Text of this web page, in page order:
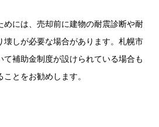
めには、売却前に建物の耐震診断や耐
壊しが必要な場合があります。札幌市
て補助金制度が設けられている場合も
とをお勧めします。